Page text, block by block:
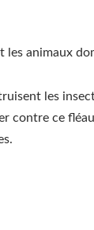
les animaux
les
contre ce